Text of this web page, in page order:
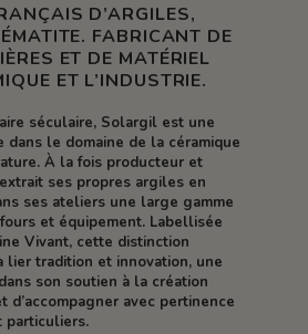
D’ARGILES,
FABRICANT DE
ET DE MATÉRIEL
ET L’INDUSTRIE.
séculaire, Solargil est une
dans le domaine de la céramique
À la fois producteur et
ses propres argiles en
ses ateliers une large gamme
et équipement. Labellisée
Vivant, cette distinction
lier tradition et innovation, une
son soutien à la création
avec pertinence
particuliers.